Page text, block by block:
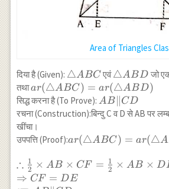
Area of Triangles
दिया है (Given): \triangle
ABC
△ABC एवं\triangle
ABD
△ABD जो
तथाar(\triangle
ABC)=ar(\triangle
ABD)
ar(△ABC) = ar(△ABD)
सिद्ध करना है (To Prove): AB
\|
AB CD
रचना (Construction):बिन्दु C व D से AB पर
खींचा।
उपपत्ति (Proof):ar(\triangle
ABD)
ar(△ABC) = ar(△A
\therefore
\frac{1}{2}
∴ 2
1 × AB × CF = 2
1 × AB × D
⇒ CF = DE